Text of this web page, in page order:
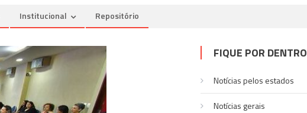
Institucional Repositório
FIQUE POR DENTRO
Notícias pelos estados
Notí­cias gerais